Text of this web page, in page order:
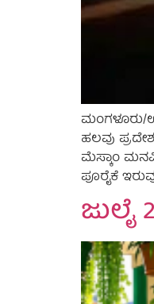
ಮಂಗಳೂರು/
ಹಲವು
ಮೆಸ್ಕಾಂ
ಪೂರೈಕೆ